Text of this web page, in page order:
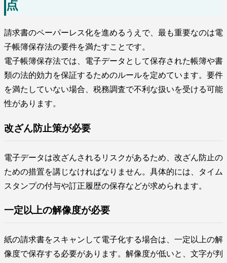
点
請求書のペーパーレス化を進めるうえで、最も重要なのは電
子帳簿保存法の要件を満たすことです。
電子帳簿保存法では、電子データとして保存された帳簿や書
類の法的効力を保証するためのルールを定めています。要件
を満たしていない場合、税務調査で不利な扱いを受ける可能
性があります。
改ざん防止策が必要
電子データは改ざんされるリスクがあるため、改ざん防止の
ための措置を講じなければなりません。具体的には、タイム
スタンプの付与や訂正履歴の保存などが求められます。
一定以上の解像度が必要
紙の請求書をスキャンして電子化する場合は、一定以上の解
像度で保存する必要があります。解像度が低いと、文字が判